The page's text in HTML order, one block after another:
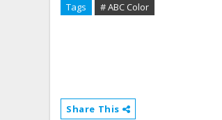
Tags # ABC Color
Share This